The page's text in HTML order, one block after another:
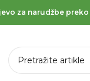
za narudžbe